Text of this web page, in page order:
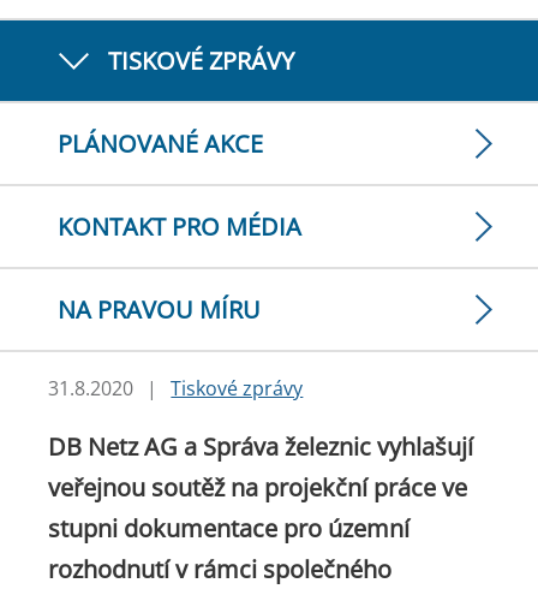
TISKOVÉ ZPRÁVY
PLÁNOVANÉ AKCE
KONTAKT PRO MÉDIA
NA PRAVOU MÍRU
31.8.2020 | Tiskové zprávy
DB Netz AG a Správa železnic vyhlašují
veřejnou soutěž na projekční práce ve
stupni dokumentace pro územní
rozhodnutí v rámci společného